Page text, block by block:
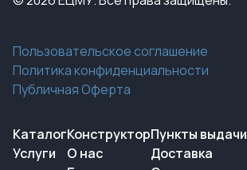
Пользовательское соглашение
Политика конфиденциальности
Публичная Оферта
Каталог
Услуги
Конструктор
О нас
Пункты выдачи
Доставка